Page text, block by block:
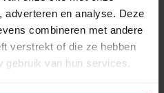
adverteren en analyse. Deze
combineren met andere
verstrekt of die ze hebben
gebruik van hun services.